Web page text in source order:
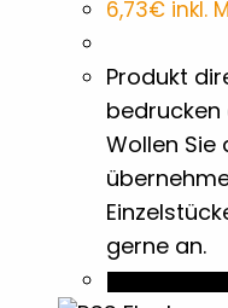
Flaschenöffner
Geldklammern
Grillen
6,73€ inkl.
Produkt
bedrucken
Wollen Sie
gerne an.